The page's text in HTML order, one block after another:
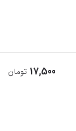
17,500 تومان